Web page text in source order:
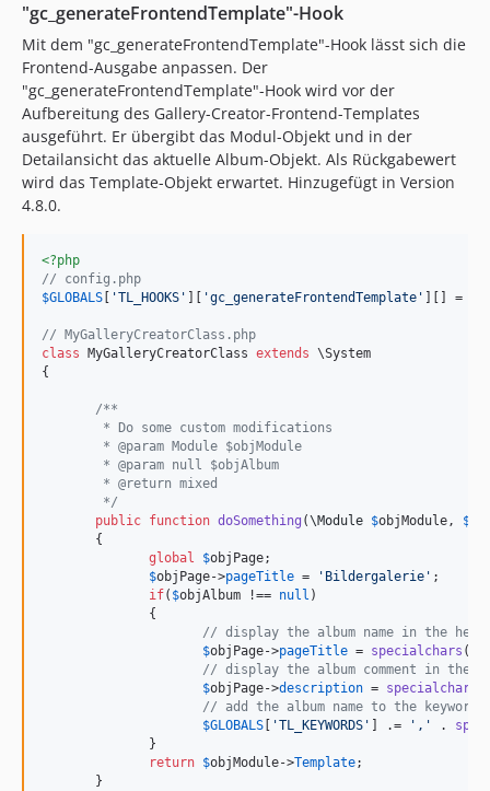
"gc_generateFrontendTemplate"-Hook
Mit dem "gc_generateFrontendTemplate"-Hook lässt sich die
Frontend-Ausgabe anpassen. Der
"gc_generateFrontendTemplate"-Hook wird vor der
Aufbereitung des Gallery-Creator-Frontend-Templates
ausgeführt. Er übergibt das Modul-Objekt und in der
Detailansicht das aktuelle Album-Objekt. Als Rückgabewert
wird das Template-Objekt erwartet. Hinzugefügt in Version
4.8.0.
<?php
// config.php
$GLOBALS 'TL_HOOKS ' 'gc_generateFrontendTemplate ' ][] =
// MyGalleryCreatorClass.php
class MyGalleryCreatorClass extends \System
{
/**
        * Do some custom modifications
        * @param Module $objModule
        * @param null $objAlbum
        * @return mixed
        */
public function doSomething (\Module $objModule, $
       {
global
$objPage;
$objPage->pageTitle = ' Bildergalerie ' ;
if( $objAlbum !== null )
              {
// display the album name in the
$objPage->pageTitle = specialchars (
// display the album comment in the
$objPage->description = specialchars
// add the album name to the
$GLOBALS 'TL_KEYWORDS ' ] .= ' , ' .
              }
return $objModule->Template;
       }